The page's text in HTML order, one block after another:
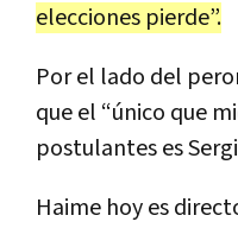
elecciones pierde”.
Porel lado del
queel “único que
postulanteses
Haime hoyes